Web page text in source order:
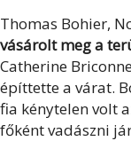
Thomas Bohier,
vásárolt meg a
Catherine
építtette a várat.
fia kénytelen volt
főként vadászni